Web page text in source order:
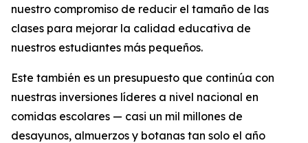
nuestro compromiso de reducir el tamaño de las
clases para mejorar la calidad educativa de
nuestros estudiantes más pequeños.
Este también es un presupuesto que continúa con
nuestras inversiones líderes a nivel nacional en
comidas escolares — casi un mil millones de
desayunos, almuerzos y botanas tan solo el año